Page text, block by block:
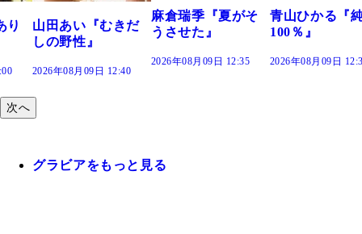
だ
麻倉瑞季『夏がそ
うさせた』
青山ひかる『純度
100％』
2026年08月09日 12:30
次へ
グラビアをもっと見る